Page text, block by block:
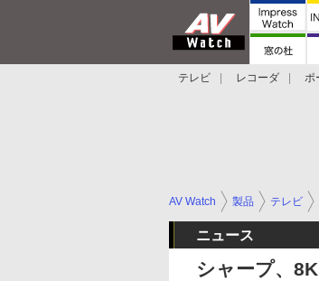
テレビ レコーダ ポ
AV Watch 製品 テレビ
ニュース
シャープ、